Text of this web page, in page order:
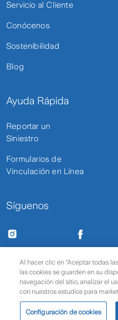
Servicio al Cliente
Conócenos
Sostenibilidad
Blog
Ayuda Rápida
Reportar un
Siniestro
Formularios de
Vinculación en Línea
Síguenos
Términos de uso y privacidad
Política de cookies
Al hacer clic en “Aceptar todas
las cookies se guarden en su
navegación del sitio, analizar el
con nuestros estudios para
Configuración de cookies